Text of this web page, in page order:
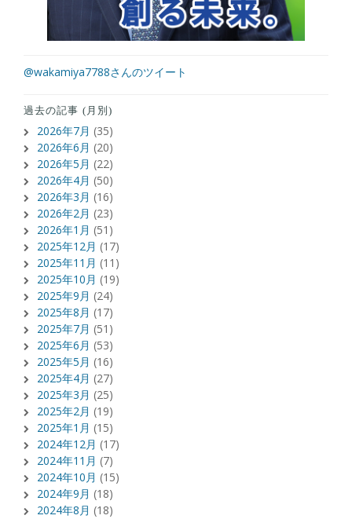
@wakamiya7788さんのツイート
過去の記事 (月別)
2026年7月 (35)
2026年6月 (20)
2026年5月 (22)
2026年4月 (50)
2026年3月 (16)
2026年2月 (23)
2026年1月 (51)
2025年12月 (17)
2025年11月 (11)
2025年10月 (19)
2025年9月 (24)
2025年8月 (17)
2025年7月 (51)
2025年6月 (53)
2025年5月 (16)
2025年4月 (27)
2025年3月 (25)
2025年2月 (19)
2025年1月 (15)
2024年12月 (17)
2024年11月 (7)
2024年10月 (15)
2024年9月 (18)
2024年8月 (18)